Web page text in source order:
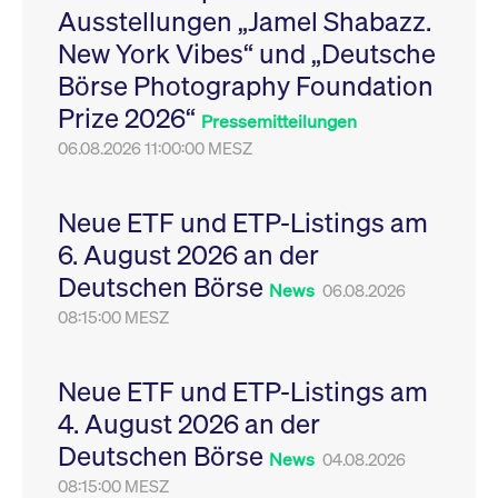
Ausstellungen „Jamel Shabazz.
New York Vibes“ und „Deutsche
Börse Photography Foundation
Prize 2026“ Pressemitteilungen
06.08.2026 11:00:00 MESZ
Neue ETF und ETP-Listings am
6. August 2026 an der
Deutschen Börse News 06.08.2026
08:15:00 MESZ
Neue ETF und ETP-Listings am
4. August 2026 an der
Deutschen Börse News 04.08.2026
08:15:00 MESZ
Leistung der Website
zu messen. Es handelt
sich um ein Muster-
Cookie, bei dem auf
das Präfix _pk_ses
eine kurze Reihe von
VISITOR_PRIVACY_METADATA
YouTube
.youtube.com
6
Monate
Dieses Cookie dient
Speicherung der
Einwilligungs- und
des Nutzers für ihre
Interaktion mit der
Sitzungen geehrt